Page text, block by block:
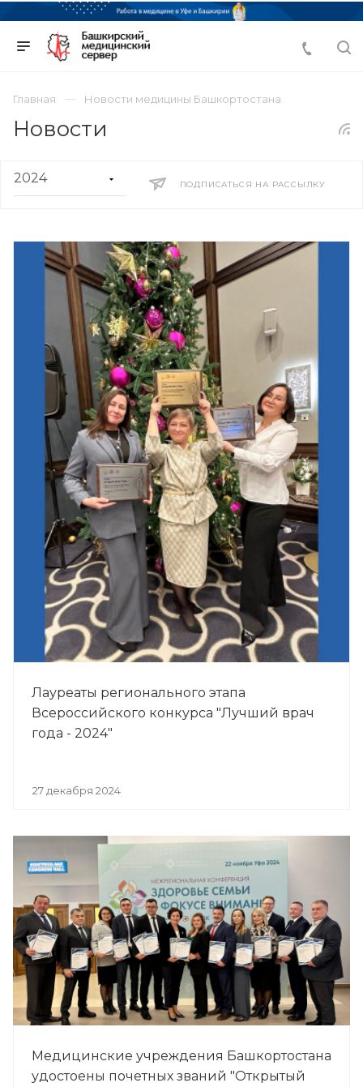
Главная Новости медицины Башкортостана
Новости
ПОДПИСАТЬСЯ НА РАССЫЛКУ
Лауреаты регионального этапа
Всероссийского конкурса "Лучший врач
года - 2024"
27 декабря 2024
Медицинские учреждения Башкортостана
удостоены почетных званий "Открытый